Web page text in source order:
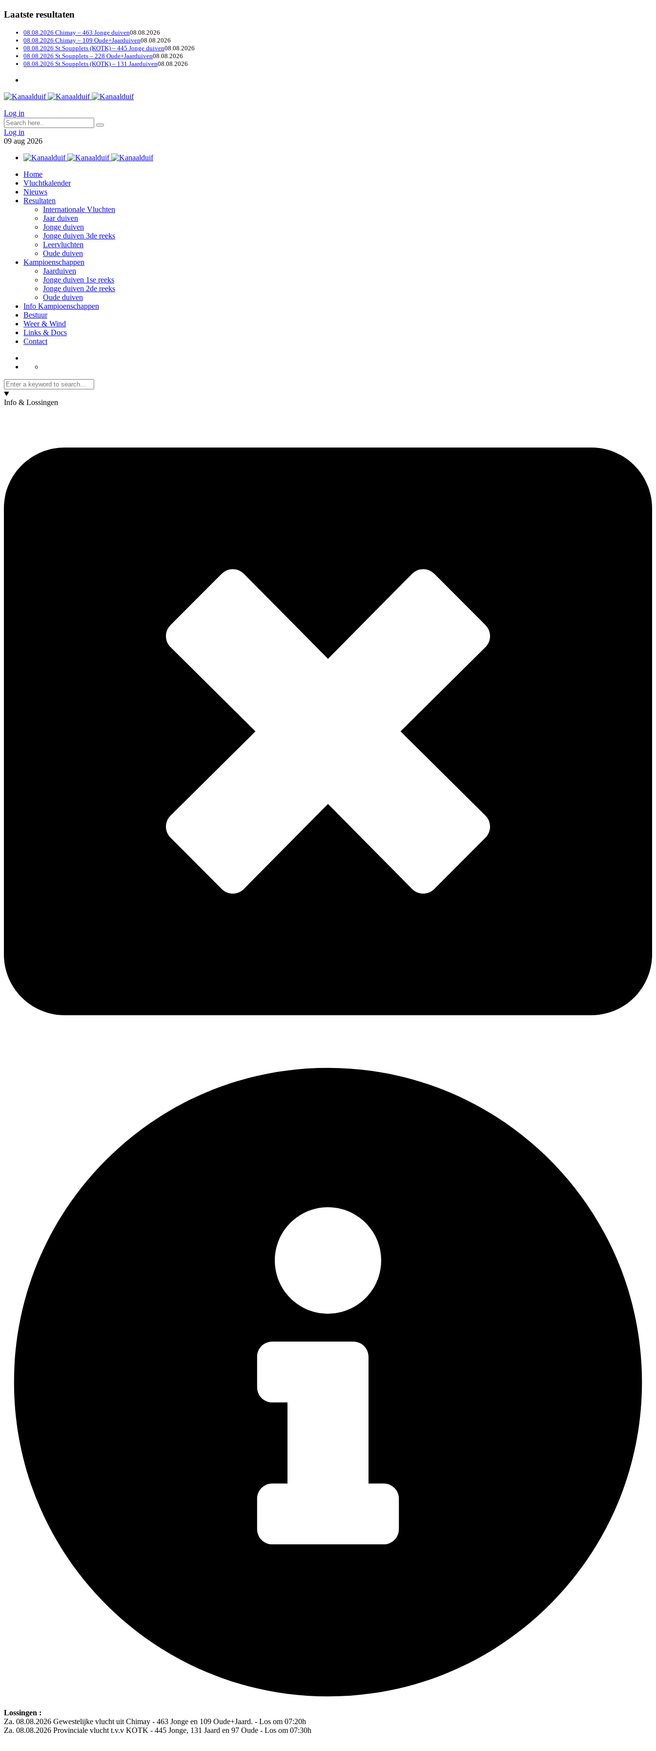
Laatste resultaten
08.08.2026 Chimay – 463 Jonge duiven08.08.2026
08.08.2026 Chimay – 109 Oude+Jaarduiven08.08.2026
08.08.2026 St.Soupplets (KOTK) – 445 Jonge duiven08.08.2026
08.08.2026 St.Soupplets – 228 Oude+Jaarduiven08.08.2026
08.08.2026 St.Soupplets (KOTK) – 131 Jaarduiven08.08.2026
Log in
Log in
09 aug 2026
Home
Vluchtkalender
Nieuws
Resultaten
Internationale Vluchten
Jaar duiven
Jonge duiven
Jonge duiven 3de reeks
Leervluchten
Oude duiven
Kampioenschappen
Jaarduiven
Jonge duiven 1se reeks
Jonge duiven 2de reeks
Oude duiven
Info Kampioenschappen
Bestuur
Weer & Wind
Links & Docs
Contact
Info & Lossingen
Lossingen :
Za. 08.08.2026 Gewestelijke vlucht uit Chimay - 463 Jonge en 109 Oude+Jaard. - Los om 07:20h
Za. 08.08.2026 Provinciale vlucht t.v.v KOTK - 445 Jonge, 131 Jaard en 97 Oude - Los om 07:30h